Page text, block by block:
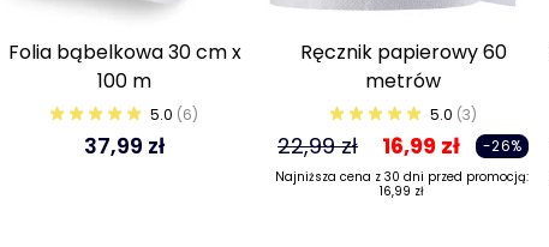
Folia bąbelkowa 30 cm x
100 m
5.0 (6)
37,99 zł
Ręcznik papierowy 60
metrów
5.0 (3)
16,99 zł
22,99 zł -26%
Najniższa cena z 30 dni przed promocją:
16,99 zł